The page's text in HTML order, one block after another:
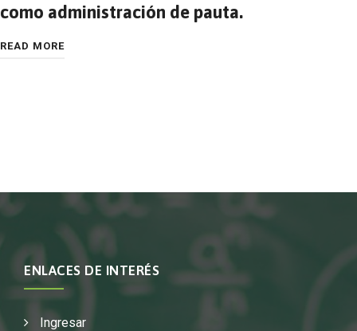
como administración de pauta.
READ MORE
ENLACES DE INTERÉS
Ingresar